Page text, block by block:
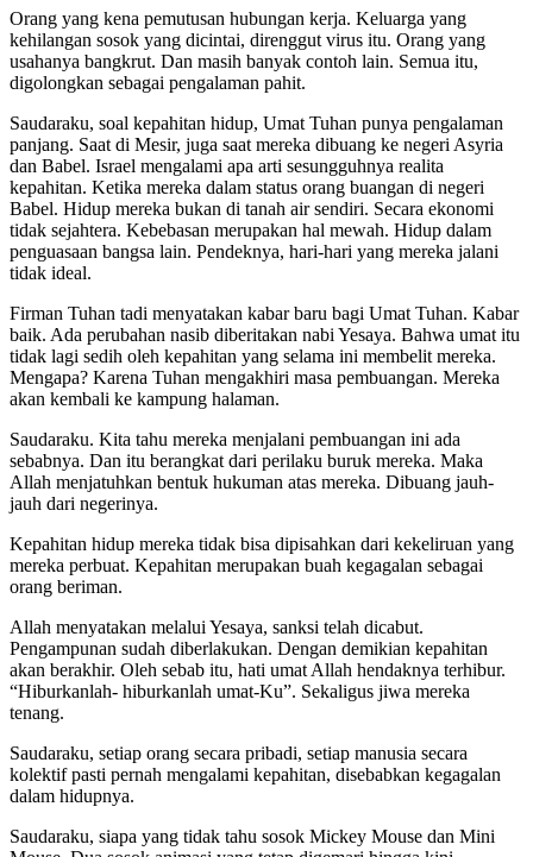
Orang yang kena pemutusan hubungan kerja. Keluarga yang
kehilangan sosok yang dicintai, direnggut virus itu. Orang yang
usahanya bangkrut. Dan masih banyak contoh lain. Semua itu,
digolongkan sebagai pengalaman pahit.
Saudaraku, soal kepahitan hidup, Umat Tuhan punya pengalaman
panjang. Saat di Mesir, juga saat mereka dibuang ke negeri Asyria
dan Babel. Israel mengalami apa arti sesungguhnya realita
kepahitan. Ketika mereka dalam status orang buangan di negeri
Babel. Hidup mereka bukan di tanah air sendiri. Secara ekonomi
tidak sejahtera. Kebebasan merupakan hal mewah. Hidup dalam
penguasaan bangsa lain. Pendeknya, hari-hari yang mereka jalani
tidak ideal.
Firman Tuhan tadi menyatakan kabar baru bagi Umat Tuhan. Kabar
baik. Ada perubahan nasib diberitakan nabi Yesaya. Bahwa umat itu
tidak lagi sedih oleh kepahitan yang selama ini membelit mereka.
Mengapa? Karena Tuhan mengakhiri masa pembuangan. Mereka
akan kembali ke kampung halaman.
Saudaraku. Kita tahu mereka menjalani pembuangan ini ada
sebabnya. Dan itu berangkat dari perilaku buruk mereka. Maka
Allah menjatuhkan bentuk hukuman atas mereka. Dibuang jauh-
jauh dari negerinya.
Kepahitan hidup mereka tidak bisa dipisahkan dari kekeliruan yang
mereka perbuat. Kepahitan merupakan buah kegagalan sebagai
orang beriman.
Allah menyatakan melalui Yesaya, sanksi telah dicabut.
Pengampunan sudah diberlakukan. Dengan demikian kepahitan
akan berakhir. Oleh sebab itu, hati umat Allah hendaknya terhibur.
“Hiburkanlah- hiburkanlah umat-Ku”. Sekaligus jiwa mereka
tenang.
Saudaraku, setiap orang secara pribadi, setiap manusia secara
kolektif pasti pernah mengalami kepahitan, disebabkan kegagalan
dalam hidupnya.
Saudaraku, siapa yang tidak tahu sosok Mickey Mouse dan Mini